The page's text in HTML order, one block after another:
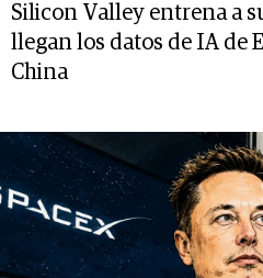
Silicon Valley entrena a
llegan los datos de IA de
China